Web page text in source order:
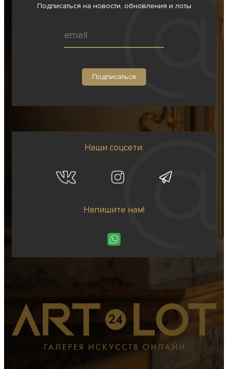
Подписаться на новости, обновления и лоты
Наши соцсети:
Напишите нам!